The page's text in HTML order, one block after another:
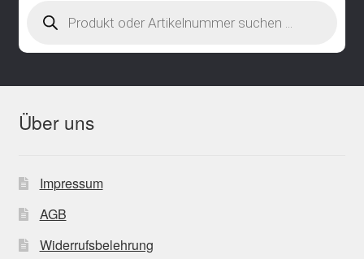
search
Über uns
Impressum
AGB
Widerrufsbelehrung